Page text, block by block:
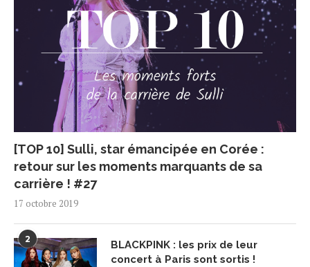
[TOP 10] Sulli, star émancipée en Corée :
retour sur les moments marquants de sa
carrière ! #27
17 octobre 2019
2
BLACKPINK : les prix de leur
concert à Paris sont sortis !